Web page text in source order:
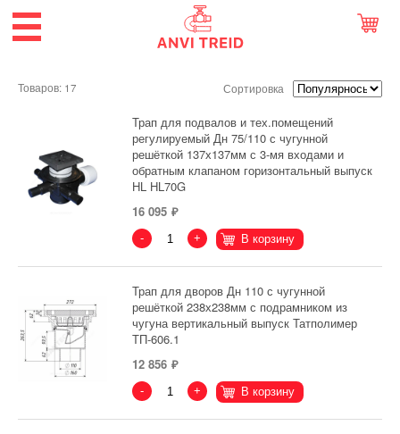
Товаров: 17 Сортировка
Трап для подвалов и тех.помещений
регулируемый Дн 75/110 с чугунной
решёткой 137х137мм с 3-мя входами и
обратным клапаном горизонтальный выпуск
HL HL70G
16 095
- + В корзину
Трап для дворов Дн 110 с чугунной
решёткой 238х238мм с подрамником из
чугуна вертикальный выпуск Татполимер
ТП-606.1
12 856
- + В корзину